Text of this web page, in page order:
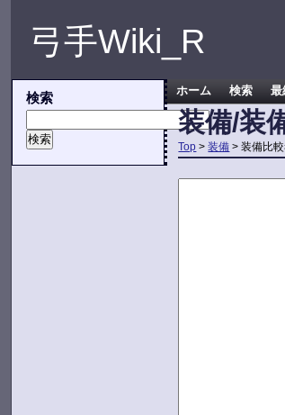
弓手Wiki_R
検索 ホーム 検索 最
装備/装
Top >装備 > 装備比